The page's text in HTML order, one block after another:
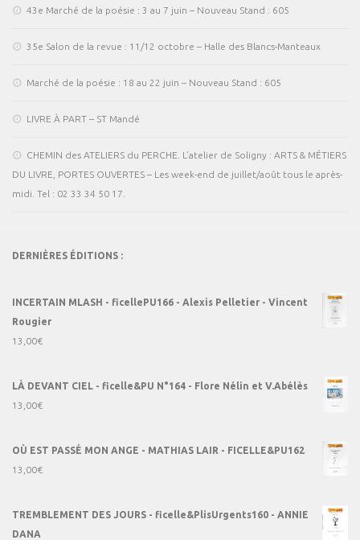
43e Marché de la poésie : 3 au 7 juin – Nouveau Stand : 605
35e Salon de la revue : 11/12 octobre – Halle des Blancs-Manteaux
Marché de la poésie : 18 au 22 juin – Nouveau Stand : 605
LIVRE À PART – ST Mandé
CHEMIN des ATELIERS du PERCHE. L’atelier de Soligny : ARTS & MÉTIERS
DU LIVRE, PORTES OUVERTES – Les week-end de juillet/août tous le après-
midi. Tel : 02 33 34 50 17.
DERNIÈRES ÉDITIONS :
INCERTAIN MLASH - ficellePU166 - Alexis Pelletier - Vincent
Rougier
13,00€
LÀ DEVANT CIEL - ficelle&PU N°164 - Flore Nélin et V.Abélès
13,00€
OÙ EST PASSÉ MON ANGE - MATHIAS LAIR - FICELLE&PU162
13,00€
TREMBLEMENT DES JOURS - ficelle&PlisUrgents160 - ANNIE
DANA